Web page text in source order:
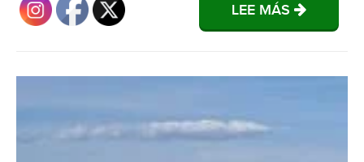
LEE MÁS